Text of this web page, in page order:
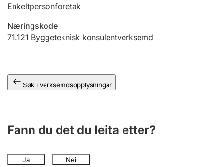
Andre tema
Enkeltpersonforetak
Næringskode
71.121 Byggeteknisk konsulentverksemd
Søk i verksemdsopplysningar
Fann du det du leita etter?
Ja Nei